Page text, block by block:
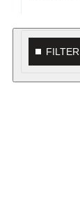
FILTER